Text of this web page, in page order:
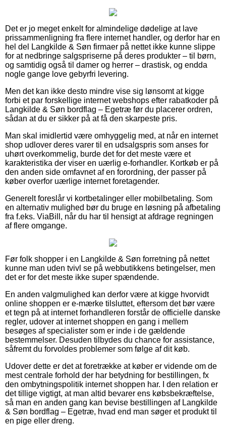
Det er jo meget enkelt for almindelige dødelige at lave
prissammenligning fra flere internet handler, og derfor har en
hel del Langkilde & Søn firmaer på nettet ikke kunne slippe
for at nedbringe salgspriserne på deres produkter – til børn,
og samtidig også til damer og herrer – drastisk, og endda
nogle gange love gebyrfri levering.
Men det kan ikke desto mindre vise sig lønsomt at kigge
forbi et par forskellige internet webshops efter rabatkoder på
Langkilde & Søn bordflag – Egetræ før du placerer ordren,
sådan at du er sikker på at få den skarpeste pris.
Man skal imidlertid være omhyggelig med, at når en internet
shop udlover deres varer til en udsalgspris som anses for
uhørt overkommelig, burde det for det meste være et
karakteristika der viser en uærlig e-forhandler. Kortkøb er på
den anden side omfavnet af en forordning, der passer på
køber overfor uærlige internet foretagender.
Generelt foreslår vi kortbetalinger eller mobilbetaling. Som
en alternativ mulighed bør du bruge en løsning på afbetaling
fra f.eks. ViaBill, når du har til hensigt at afdrage regningen
af flere omgange.
Før folk shopper i en Langkilde & Søn forretning på nettet
kunne man uden tvivl se på webbutikkens betingelser, men
det er for det meste ikke super spændende.
En anden valgmulighed kan derfor være at kigge hvorvidt
online shoppen er e-mærke tilsluttet, eftersom det bør være
et tegn på at internet forhandleren forstår de officielle danske
regler, udover at internet shoppen en gang i mellem
besøges af specialister som er inde i de gældende
bestemmelser. Desuden tilbydes du chance for assistance,
såfremt du forvoldes problemer som følge af dit køb.
Udover dette er det at foretrække at køber er vidende om de
mest centrale forhold der har betydning for bestillingen, fx
den ombytningspolitik internet shoppen har. I den relation er
det tillige vigtigt, at man altid bevarer ens købsbekræftelse,
så man en anden gang kan bevise bestillingen af Langkilde
& Søn bordflag – Egetræ, hvad end man søger et produkt til
en pige eller dreng.